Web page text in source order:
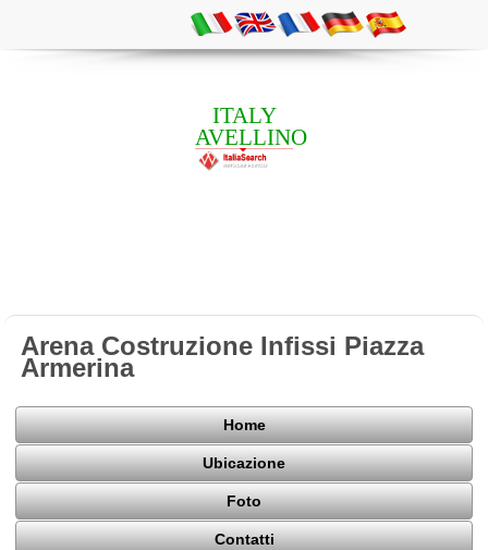
ITALY
AVELLINO
Arena Costruzione Infissi Piazza
Armerina
Home
Ubicazione
Foto
Contatti